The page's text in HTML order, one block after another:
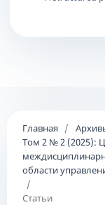
Главная /
Том 2 № 2 (2025):
области
/
Статьи